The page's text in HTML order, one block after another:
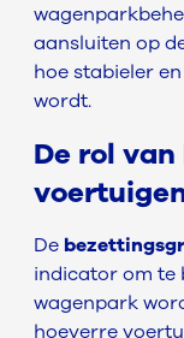
aansluiten op
hoe stabieler
wordt.
De rol
De
indicator om te
wagenpark
hoeverre